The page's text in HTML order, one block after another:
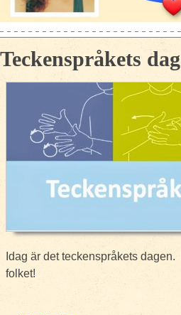
Teckenspråkets dag
Idag är det teckenspråkets dagen.
folket!